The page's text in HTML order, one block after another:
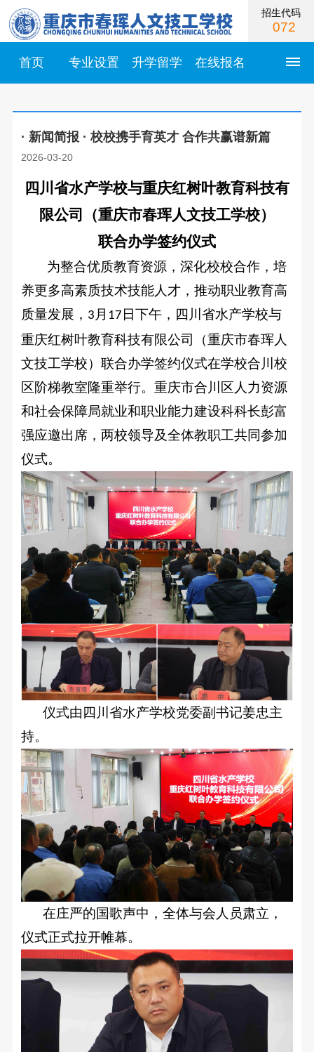
招生代码
072
首页 专业设置 升学留学 在线报名
首
页
简
介
学
简
介
魅
力
校
园
全
景
预
览
实
训
中
心
联
系
们
校
园
闻
新
最
新
公
告
专
业
设
学
学
校
合
合
作
交
流
就
业
星
在
线
报
名
招
贤
纳
校
· 新闻简报 · 校校携手育英才 合作共赢谱新篇
2026-03-20
四川省水产学校与重庆红树叶教育科技有
限公司
（重庆市春珲人文技工学校）
联合办学签约仪式
为整合优质教育资源，深化校校合作，培
养更多高素质技术技能人才，推动职业教育高
质量发展， 3 月 17 日下午，四川省水产学校与
重庆红树叶教育科技有限公司（重庆市春珲人
文技工学校）联合办学签约仪式在学校合川校
区阶梯教室隆重举行。重庆市合川区人力资源
和社会保障局就业和职业能力建设科科长彭富
强应邀出席，两校领导及全体教职工共同参加
仪式。
仪式由四川省水产学校党委副书记姜忠主
持。
在庄严的国歌声中，全体与会人员肃立，
仪式正式拉开帷幕。